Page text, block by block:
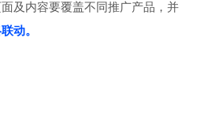
及内容要覆盖不同推广产品，并
动。